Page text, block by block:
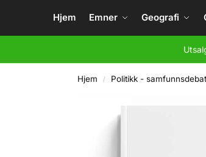
Hjem Emner Geografi
Hjem / Politikk -